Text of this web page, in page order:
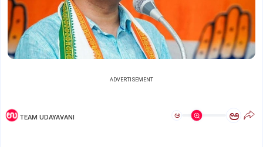
ADVERTISEMENT
TEAM UDAYAVANI ಅ ಅ